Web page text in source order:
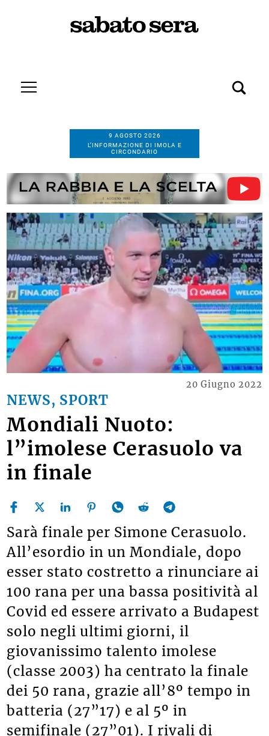
9 AGOSTO 2026
L’INFORMAZIONE DI IMOLA E
CIRCONDARIO
NEWS, SPORT
20 Giugno 2022
Mondiali Nuoto:
l”imolese Cerasuolo va
in finale
Sarà finale per Simone Cerasuolo.
All’esordio in un Mondiale, dopo
esser stato costretto a rinunciare ai
100 rana per una bassa positività al
Covid ed essere arrivato a Budapest
solo negli ultimi giorni, il
giovanissimo talento imolese
(classe 2003) ha centrato la finale
dei 50 rana, grazie all’8º tempo in
batteria (27”17) e al 5º in
semifinale (27”01). I rivali di